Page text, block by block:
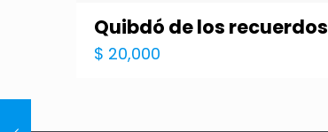
Quibdó de los recuerdos
$ 20,000